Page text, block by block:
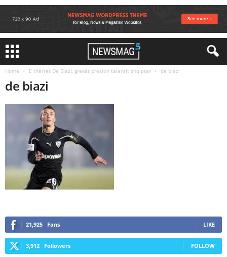
Home E thërret De Biazi, grekët presion talentit shqiptar de biazi
de biazi
21,925 Fans LIKE
3,912 Followers FOLLOW